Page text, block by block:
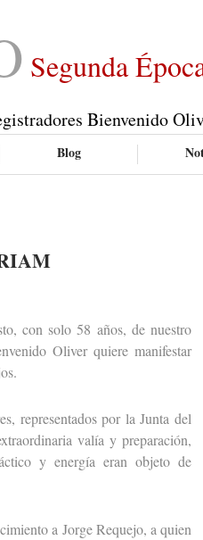
Segunda
Bienvenido
Blog
con solo 58 años, de nuestro
Oliver quiere manifestar
representados por la Junta del
valía y preparación,
y energía eran objeto de
a Jorge Requejo, a quien